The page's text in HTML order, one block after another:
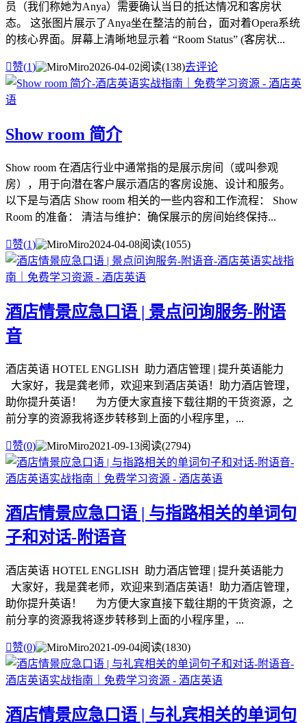
员（我们称她为Anya）需要确认当日的抵达情况和客房状
态。 这张图片展示了Anya坐在整洁的前台，面对着Opera系统
的核心界面。屏幕上清晰地显示着 “Room Status” (客房状...
赞(1) Miro2026-04-02阅读(138)去评论
Show room 简介
Show room 在酒店行业中通常指的是展示房间（或叫参观
房），用于向潜在客户展示酒店的客房设施、设计和服务。
以下是与酒店 Show room 相关的一些内容和工作流程： Show
Room 的准备： 清洁与维护：确保展示的房间始终保持...
赞(1) Miro2024-04-08阅读(1055)
酒店情景应急口语 | 景点问询服务-附语
音
酒店英语 HOTEL ENGLISH 助力酒店管理 | 提升英语能力
大家好，我是龚老师，欢迎来到酒店英语！助力酒店管理，
助你提升英语！ 为方便大家直接下载往期的干货资源，之
前分享的资源我将逐步转移到上面的小程序里，...
赞(0) Miro2021-09-13阅读(2794)
酒店情景应急口语 | 与指路相关的单词句
子和对话-附语音
酒店英语 HOTEL ENGLISH 助力酒店管理 | 提升英语能力
大家好，我是龚老师，欢迎来到酒店英语！助力酒店管理，
助你提升英语！ 为方便大家直接下载往期的干货资源，之
前分享的资源我将逐步转移到上面的小程序里，...
赞(0) Miro2021-09-04阅读(1830)
酒店情景应急口语 | 与礼宾相关的单词句